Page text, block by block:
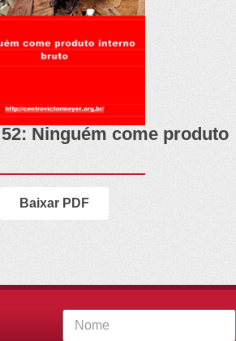
Ninguém come produto
Baixar PDF